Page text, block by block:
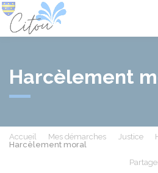
Harcèlement
Accueil Mes démarches Justice
Harcèlement moral